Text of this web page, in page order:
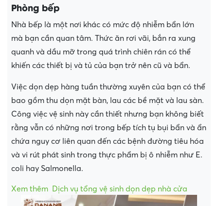
Phòng bếp
Nhà bếp là một nơi khác có mức độ nhiễm bẩn lớn
mà bạn cần quan tâm. Thức ăn rơi vãi, bắn ra xung
quanh và dầu mỡ trong quá trình chiên rán có thể
khiến các thiết bị và tủ của bạn trở nên cũ và bẩn.
Việc dọn dẹp hàng tuần thường xuyên của bạn có thể
bao gồm thu dọn mặt bàn, lau các bề mặt và lau sàn.
Công việc vệ sinh này cần thiết nhưng bạn không biết
rằng vẫn có những nơi trong bếp tích tụ bụi bẩn và ẩn
chứa nguy cơ liên quan đến các bệnh đường tiêu hóa
và vi rút phát sinh trong thực phẩm bị ô nhiễm như E.
coli hay Salmonella.
Xem thêm Dịch vụ tổng vệ sinh dọn dẹp nhà cửa